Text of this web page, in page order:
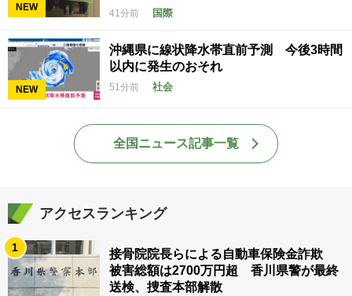
NEW
41分前 国際
NEW
沖縄県に線状降水帯直前予測 今後3時間
以内に発生のおそれ
51分前 社会
全国ニュース記事一覧
アクセスランキング
1
接骨院院長らによる自動車保険金詐欺
被害総額は2700万円超 香川県警が最終
送検、捜査本部解散